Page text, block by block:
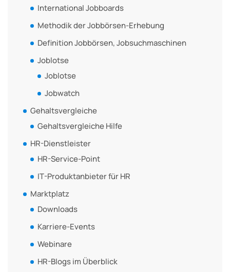
International Jobboards
Methodik der Jobbörsen-Erhebung
Definition Jobbörsen, Jobsuchmaschinen
Joblotse
Joblotse
Jobwatch
Gehaltsvergleiche
Gehaltsvergleiche Hilfe
HR-Dienstleister
HR-Service-Point
IT-Produktanbieter für HR
Marktplatz
Downloads
Karriere-Events
Webinare
HR-Blogs im Überblick